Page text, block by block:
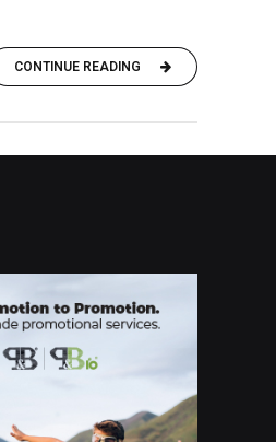
CONTINUE READING